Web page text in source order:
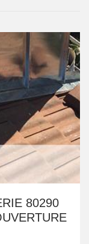
80290